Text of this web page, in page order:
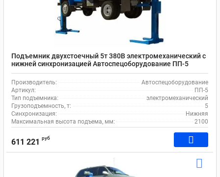
Подъемник двухстоечный 5т 380В электромеханический с
нижней синхронизацией Автоспецоборудование ПП-5
Производитель:
Автоспецоборудование
Артикул:
ПП-5
Тип подъемника:
электромеханический
Грузоподъемность, т:
5
Синхронизация:
Нижняя
Максимальная высота подъема, мм:
2100
611 221 руб